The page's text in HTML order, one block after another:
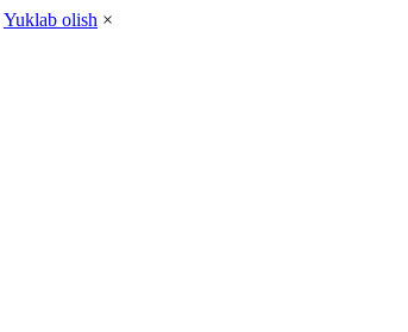
Yuklab olish ×